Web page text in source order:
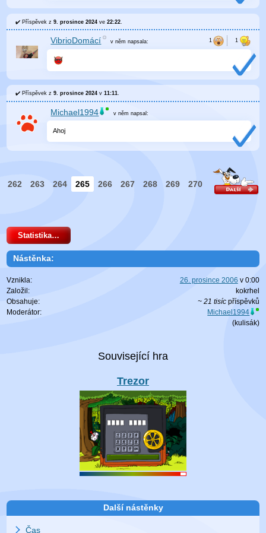
Příspěvek z9. prosince 2024 ve22:22
VibrioDomácí v němnapsala:
Příspěvek z9. prosince 2024 v11:11
Michael1994 v němnapsal:
Ahoj
262 263 264 265 266 267 268 269 270
Statistika…
Nástěnka:
Vznikla: 26. prosince 2006 v 0:00
Založil:
kokrhel
Obsahuje:
~ 21 tisícpříspěvků
Moderátor:
Michael1994
(kulisák)
Trezor
Další nástěnky
Čas